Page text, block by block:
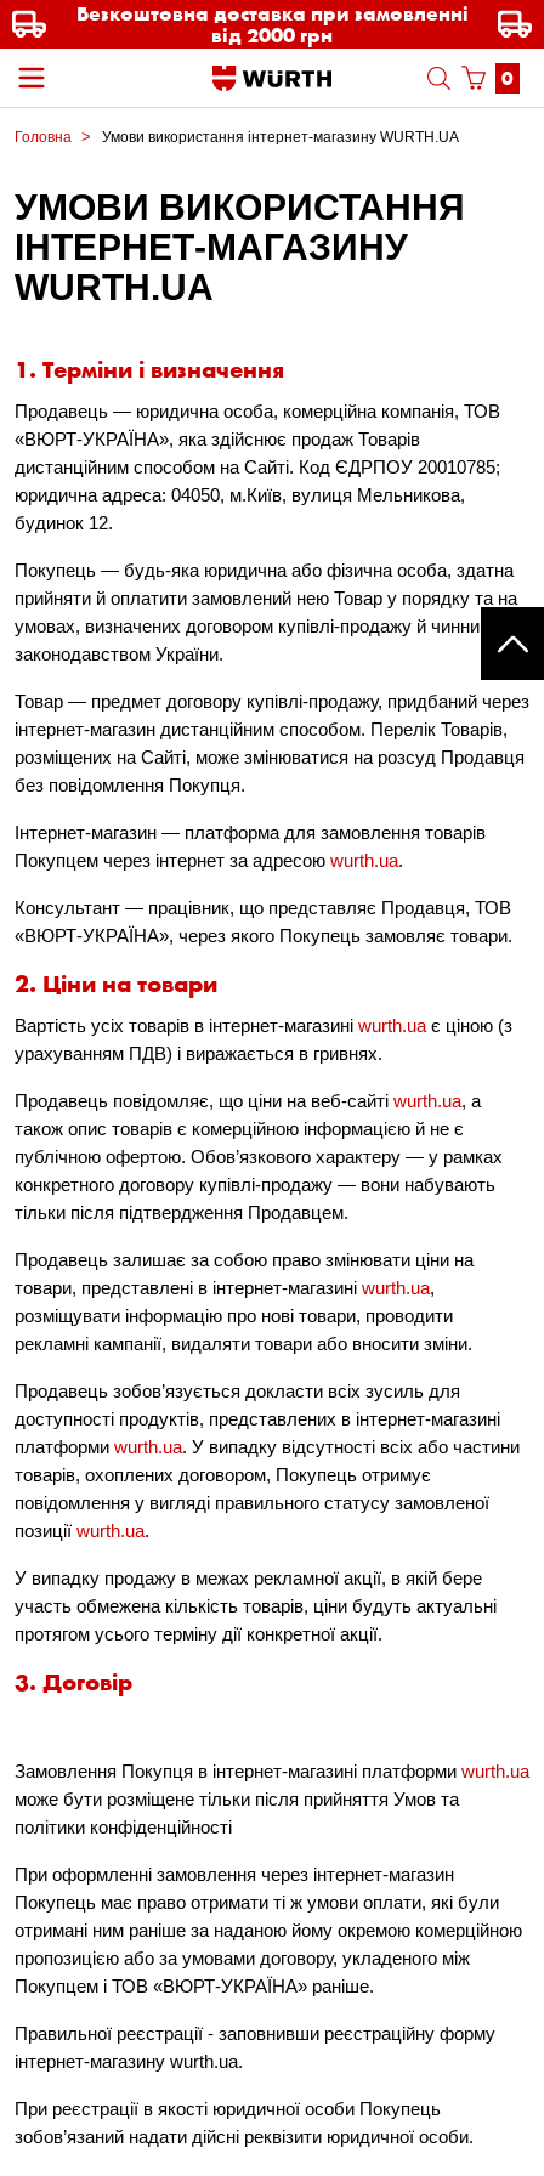
Безкоштовна доставка при замовленні
від 2000 грн
0
Головна Умови використання інтернет-магазину WURTH.UA
УМОВИ ВИКОРИСТАННЯ
ІНТЕРНЕТ-МАГАЗИНУ
WURTH.UA
1. Терміни і визначення
Продавець — юридична особа, комерційна компанія, ТОВ
«ВЮРТ-УКРАЇНА», яка здійснює продаж Товарів
дистанційним способом на Сайті. Код ЄДРПОУ 20010785;
юридична адреса: 04050, м.Київ, вулиця Мельникова,
будинок 12.
Покупець — будь-яка юридична або фізична особа, здатна
прийняти й оплатити замовлений нею Товар у порядку та на
умовах, визначених договором купівлі-продажу й чинним
законодавством України.
Товар — предмет договору купівлі-продажу, придбаний через
інтернет-магазин дистанційним способом. Перелік Товарів,
розміщених на Сайті, може змінюватися на розсуд Продавця
без повідомлення Покупця.
Інтернет-магазин — платформа для замовлення товарів
Покупцем через інтернет за адресою wurth.ua.
Консультант — працівник, що представляє Продавця, ТОВ
«ВЮРТ-УКРАЇНА», через якого Покупець замовляє товари.
2. Ціни на товари
Вартість усіх товарів в інтернет-магазині wurth.ua є ціною (з
урахуванням ПДВ) і виражається в гривнях.
Продавець повідомляє, що ціни на веб-сайті wurth.ua, а
також опис товарів є комерційною інформацією й не є
публічною офертою. Обов’язкового характеру — у рамках
конкретного договору купівлі-продажу — вони набувають
тільки після підтвердження Продавцем.
Продавець залишає за собою право змінювати ціни на
товари, представлені в інтернет-магазині wurth.ua,
розміщувати інформацію про нові товари, проводити
рекламні кампанії, видаляти товари або вносити зміни.
Продавець зобов’язується докласти всіх зусиль для
доступності продуктів, представлених в інтернет-магазині
платформи wurth.ua. У випадку відсутності всіх або частини
товарів, охоплених договором, Покупець отримує
повідомлення у вигляді правильного статусу замовленої
позиції wurth.ua.
У випадку продажу в межах рекламної акції, в якій бере
участь обмежена кількість товарів, ціни будуть актуальні
протягом усього терміну дії конкретної акції.
3. Договір
Замовлення Покупця в інтернет-магазині платформи wurth.ua
може бути розміщене тільки після прийняття Умов та
політики конфіденційності
При оформленні замовлення через інтернет-магазин
Покупець має право отримати ті ж умови оплати, які були
отримані ним раніше за наданою йому окремою комерційною
пропозицією або за умовами договору, укладеного між
Покупцем і ТОВ «ВЮРТ-УКРАЇНА» раніше.
Правильної реєстрації - заповнивши реєстраційну форму
інтернет-магазину wurth.ua.
При реєстрації в якості юридичної особи Покупець
зобов’язаний надати дійсні реквізити юридичної особи.